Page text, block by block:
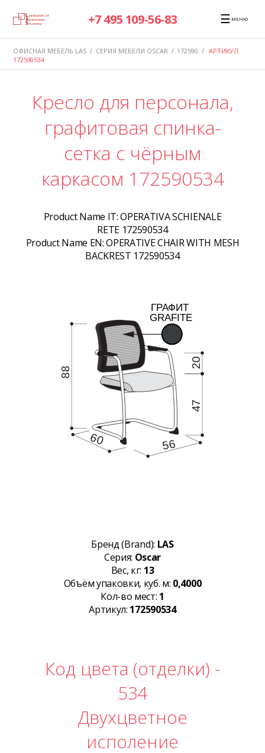
+7 495 109-56-83 ☰ МЕНЮ
ОФИСНАЯ МЕБЕЛЬ LAS / СЕРИЯ МЕБЕЛИ OSCAR / 172590 / АРТИКУЛ
172590534
Кресло для персонала,
графитовая спинка-
сетка с чёрным
каркасом 172590534
Product Name IT:OPERATIVA SCHIENALE
RETE 172590534
Product Name EN:OPERATIVE CHAIR WITH MESH
BACKREST 172590534
Бренд (Brand): LAS
Серия: Oscar
Вес, кг: 13
Объём упаковки, куб. м: 0,4000
Кол-во мест: 1
Артикул: 172590534
Код цвета (отделки) -
534
Двухцветное
исполение